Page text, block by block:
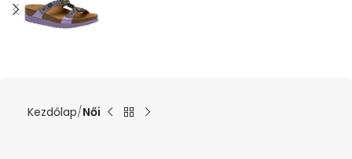
Kezdőlap Női